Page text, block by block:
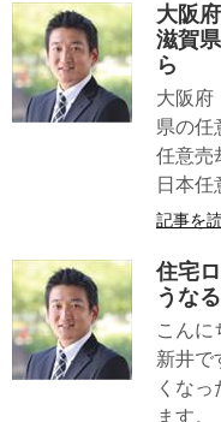
大阪
滋賀
ら
大阪府
県の任
任意売
日本任
記事を
住宅
うな
こんに
新井で
くな
ます。